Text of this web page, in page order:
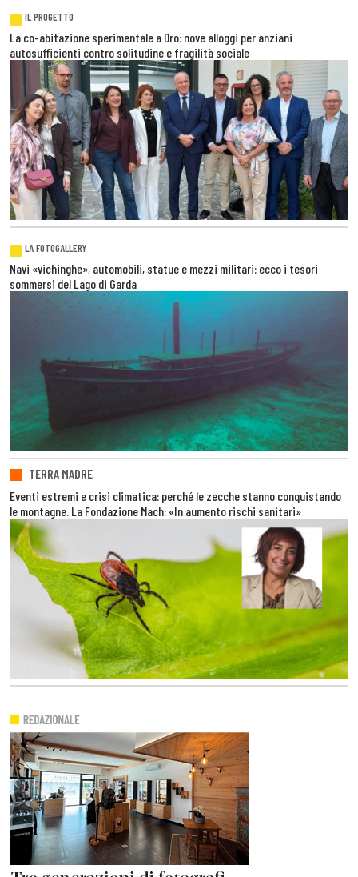
IL PROGETTO
La co-abitazione sperimentale a Dro: nove alloggi per anziani
autosufficienti contro solitudine e fragilità sociale
LA FOTOGALLERY
Navi «vichinghe», automobili, statue e mezzi militari: ecco i tesori
sommersi del Lago di Garda
TERRA MADRE
Eventi estremi e crisi climatica: perché le zecche stanno conquistando
le montagne. La Fondazione Mach: «In aumento rischi sanitari»